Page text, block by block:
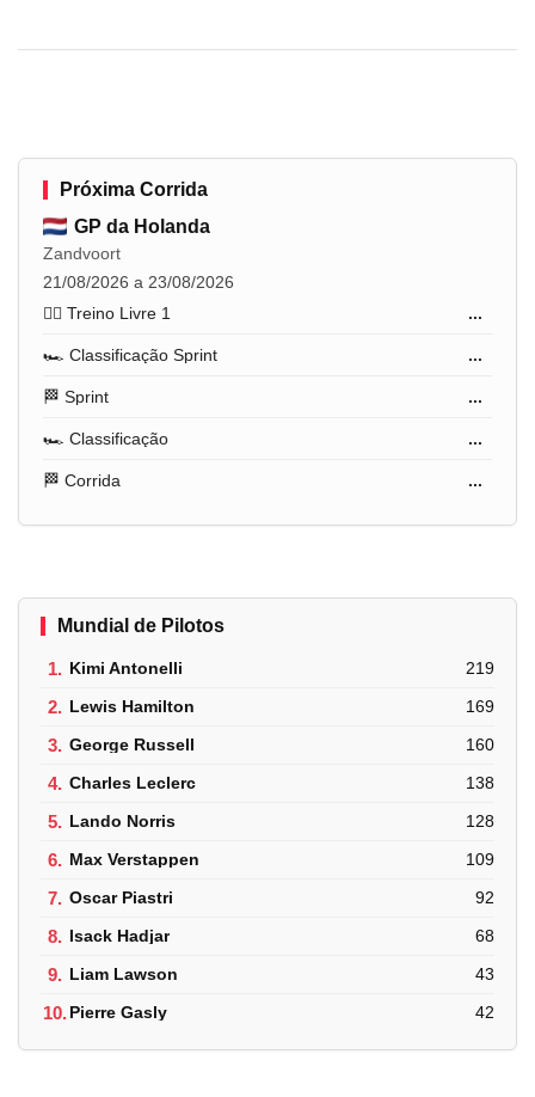
Próxima Corrida
GP da Holanda
Zandvoort
21/08/2026 a 23/08/2026
🏋️‍♂️ Treino Livre 1
...
🏎️ Classificação Sprint ...
🏁 Sprint ...
🏎️ Classificação ...
🏁 Corrida ...
Mundial de Pilotos
1. Kimi Antonelli 219
2. Lewis Hamilton 169
3. George Russell 160
4. Charles Leclerc 138
5. Lando Norris 128
6. Max Verstappen 109
7. Oscar Piastri 92
8. Isack Hadjar 68
9. Liam Lawson 43
10.Pierre Gasly 42